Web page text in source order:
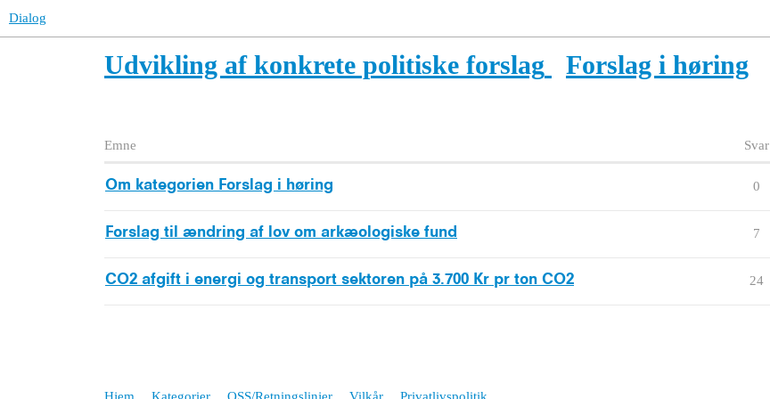
Dialog
Udvikling af konkrete politiske forslag Forslag i høring
Emne Svar
Om kategorien Forslag i høring 0
Forslag til ændring af lov om arkæologiske fund 7
CO2 afgift i energi og transport sektoren på 3.700 Kr pr ton CO2 24